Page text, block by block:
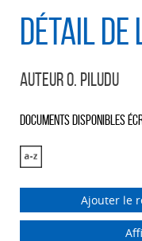
Détail
Auteur O. Piludu
Documents disponibles
Ajouter le